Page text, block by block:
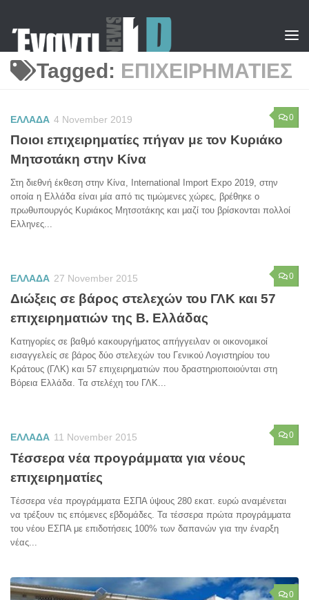
Tagged: ΕΠΙΧΕΙΡΗΜΑΤΙΕΣ
0
ΕΛΛΑΔΑ 4 November 2019
Ποιοι επιχειρηματίες πήγαν με τον Κυριάκο
Μητσοτάκη στην Κίνα
Στη διεθνή έκθεση στην Κίνα, International Import Expo 2019, στην
οποία η Ελλάδα είναι μία από τις τιμώμενες χώρες, βρέθηκε ο
πρωθυπουργός Κυριάκος Μητσοτάκης και μαζί του βρίσκονται πολλοί
Ελληνες...
0
ΕΛΛΑΔΑ 27 November 2015
Διώξεις σε βάρος στελεχών του ΓΛΚ και 57
επιχειρηματιών της Β. Ελλάδας
Κατηγορίες σε βαθμό κακουργήματος απήγγειλαν οι οικονομικοί
εισαγγελείς σε βάρος δύο στελεχών του Γενικού Λογιστηρίου του
Κράτους (ΓΛΚ) και 57 επιχειρηματιών που δραστηριοποιούνται στη
Βόρεια Ελλάδα. Τα στελέχη του ΓΛΚ...
0
ΕΛΛΑΔΑ 11 November 2015
Τέσσερα νέα προγράμματα για νέους
επιχειρηματίες
Tέσσερα νέα προγράμματα ΕΣΠΑ ύψους 280 εκατ. ευρώ αναμένεται
να τρέξουν τις επόμενες εβδομάδες. Τα τέσσερα πρώτα προγράμματα
του νέου ΕΣΠΑ με επιδοτήσεις 100% των δαπανών για την έναρξη
νέας...
0